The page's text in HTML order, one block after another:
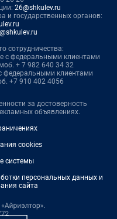
26@shkulev.ru
и государственных органов:
сотрудничества:
с федеральными клиентами
+ 7 982 640 34 32
федеральными клиентами
+7 910 402 4056
за достоверность
объявлениях.
cookies
системы
персональных данных и
сайта